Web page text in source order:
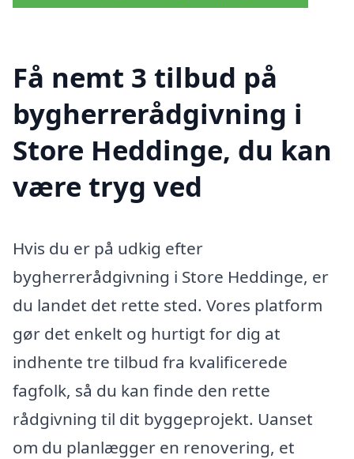
Få nemt 3 tilbud på
bygherrerådgivning i
Store Heddinge, du kan
være tryg ved
Hvis du er på udkig efter
bygherrerådgivning i Store Heddinge, er
du landet det rette sted. Vores platform
gør det enkelt og hurtigt for dig at
indhente tre tilbud fra kvalificerede
fagfolk, så du kan finde den rette
rådgivning til dit byggeprojekt. Uanset
om du planlægger en renovering, et